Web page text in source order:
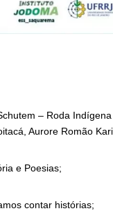
– Roda
Aurore Romão
e Poesias;
contar histórias;